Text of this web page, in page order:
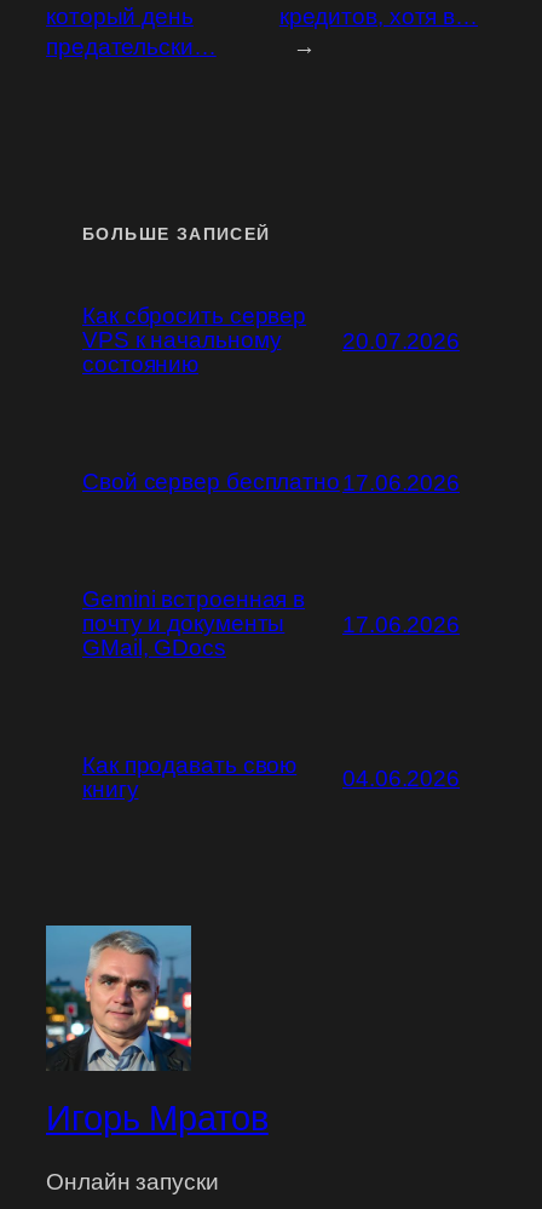
который день
предательски…
кредитов, хотя в…
→
БОЛЬШЕ ЗАПИСЕЙ
Как сбросить сервер
VPS к начальному
состоянию
20.07.2026
Свой сервер бесплатно17.06.2026
Gemini встроенная в
почту и документы
GMail, GDocs
17.06.2026
Как продавать свою
книгу
04.06.2026
Игорь Мратов
Онлайн запуски